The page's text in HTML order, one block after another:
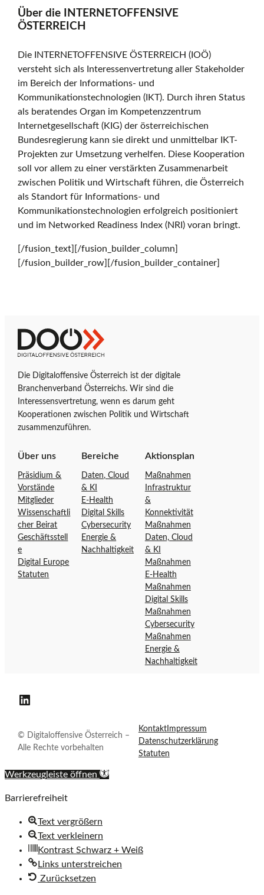
Über die INTERNETOFFENSIVE
ÖSTERREICH
Die INTERNETOFFENSIVE ÖSTERREICH (IOÖ)
versteht sich als Interessenvertretung aller Stakeholder
im Bereich der Informations- und
Kommunikationstechnologien (IKT). Durch ihren Status
als beratendes Organ im Kompetenzzentrum
Internetgesellschaft (KIG) der österreichischen
Bundesregierung kann sie direkt und unmittelbar IKT-
Projekten zur Umsetzung verhelfen. Diese Kooperation
soll vor allem zu einer verstärkten Zusammenarbeit
zwischen Politik und Wirtschaft führen, die Österreich
als Standort für Informations- und
Kommunikationstechnologien erfolgreich positioniert
und im Networked Readiness Index (NRI) voran bringt.
[/fusion_text][/fusion_builder_column]
[/fusion_builder_row][/fusion_builder_container]
Z
u
S
t
a
r
i
t
e
d
e
r
D
i
e
s
i
e
s
D
i
i
t
a
l
e
n
s
i
v
e
Ö
s
Die Digitaloffensive Österreich ist der digitale
Branchenverband Österreichs. Wir sind die
Interessensvertretung, wenn es darum geht
Kooperationen zwischen Politik und Wirtschaft
zusammenzuführen.
Über uns
Präsidium &
Vorstände
Mitglieder
Wissenschaftli
cher Beirat
Geschäftsstell
e
Digital Europe
Statuten
Bereiche
Daten, Cloud
& KI
E-Health
Digital Skills
Cybersecurity
Energie &
Nachhaltigkeit
Aktionsplan
Maßnahmen
Infrastruktur
&
Konnektivität
Maßnahmen
Daten, Cloud
& KI
Maßnahmen
E-Health
Maßnahmen
Digital Skills
Maßnahmen
Cybersecurity
Maßnahmen
Energie &
Nachhaltigkeit
Digitaloffensive Österreich auf LinkedIn
© Digitaloffensive Österreich –
Alle Rechte vorbehalten
KontaktImpressum
Datenschutzerklärung
Statuten
Werkzeugleiste öffnen
Barrierefreiheit
Text vergrößern
Text verkleinern
Kontrast Schwarz + Weiß
Links unterstreichen
Zurücksetzen